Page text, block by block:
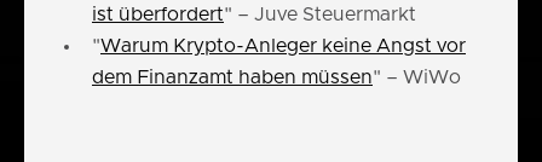
ist überfordert" – Juve Steuermarkt
"Warum Krypto-Anleger keine Angst vor
dem Finanzamt haben müssen" – WiWo